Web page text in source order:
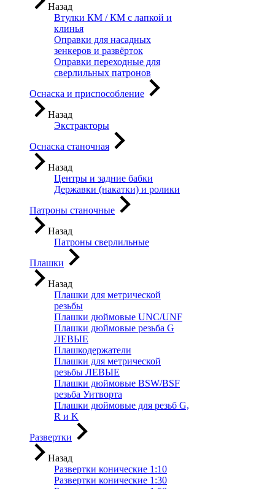
Назад
Втулки КМ / КМ с лапкой и
клинья
Оправки для насадных
зенкеров и развёрток
Оправки переходные для
сверлильных патронов
Оснаска и приспособление
Назад
Экстракторы
Оснаска станочная
Назад
Центры и задние бабки
Державки (накатки) и ролики
Патроны станочные
Назад
Патроны сверлильные
Плашки
Назад
Плашки для метрической
резьбы
Плашки дюймовые UNC/UNF
Плашки дюймовые резьба G
ЛЕВЫЕ
Плашкодержатели
Плашки для метрической
резьбы ЛЕВЫЕ
Плашки дюймовые BSW/BSF
резьба Уитворта
Плашки дюймовые для резьб G,
R и K
Развертки
Назад
Развертки конические 1:10
Развертки конические 1:30